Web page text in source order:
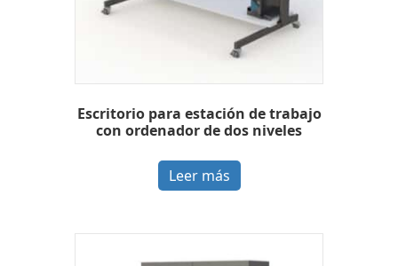
Escritorio para estación de trabajo
con ordenador de dos niveles
Leer más